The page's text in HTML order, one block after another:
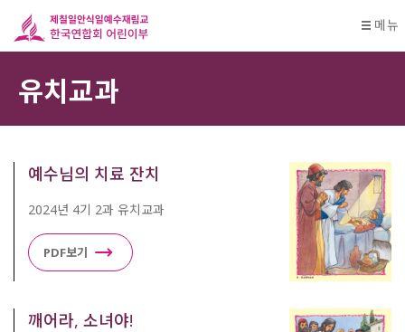
메뉴
유치교과
예수님의 치료 잔치
2024년 4기 2과 유치교과
PDF보기
깨어라, 소녀야!